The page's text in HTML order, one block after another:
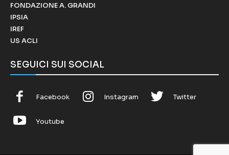
FONDAZIONE A. GRANDI
IPSIA
IREF
US ACLI
SEGUICI SUI SOCIAL
Facebook Instagram Twitter
Youtube